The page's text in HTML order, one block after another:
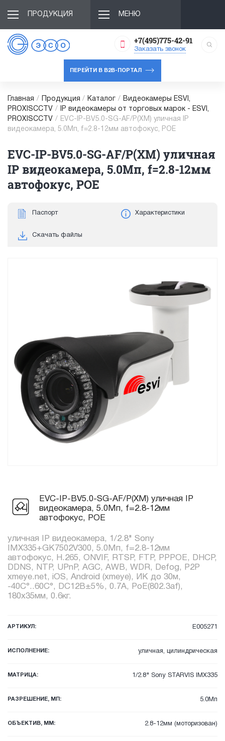
ПРОДУКЦИЯ МЕНЮ
+7(495)775-42-91
Заказать звонок
ПЕРЕЙТИ В B2B-ПОРТАЛ
Главная / Продукция / Каталог /
Видеокамеры ESVI,
PROXISCCTV /
IP видеокамеры от торговых марок - ESVI,
PROXISCCTV /
EVC-IP-BV5.0-SG-AF/P(XM) уличная IP
видеокамера, 5.0Мп, f=2.8-12мм автофокус, POE
EVC-IP-BV5.0-SG-AF/P(XM) уличная
IP видеокамера, 5.0Мп, f=2.8-12мм
автофокус, POE
Паспорт Характеристики
Скачать файлы
EVC-IP-BV5.0-SG-AF/P(XM) уличная IP
видеокамера, 5.0Мп, f=2.8-12мм
автофокус, POE
уличная IP видеокамера, 1/2.8" Sony
IMX335+GK7502V300, 5.0Мп, f=2.8-12мм
автофокус, H.265, ONVIF, RTSP, FTP, PPPOE, DHCP,
DDNS, NTP, UPnP, AGC, AWB, WDR, Defog, P2P
xmeye.net, iOS, Android (xmeye), ИК до 30м,
-40C°..60C°, DC12В±5%, 0.7А, PoE(802.3af),
180x35мм, 0.6кг.
АРТИКУЛ: E005271
ИСПОЛНЕНИЕ: уличная, цилиндрическая
МАТРИЦА: 1/2.8" Sony STARVIS IMX335
РАЗРЕШЕНИЕ, МП: 5.0Мп
ОБЪЕКТИВ, ММ: 2.8-12мм (моторизован)